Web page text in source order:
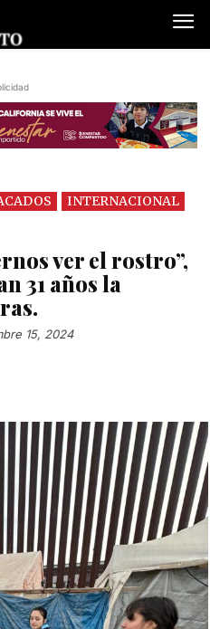
INTERNACIONAL
ver el rostro”,
31 años la
15, 2024